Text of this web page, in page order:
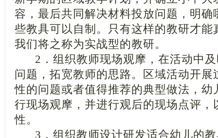
容，最后共同解决材料投放问题，明确
些教具可以自制。只有这样的教研才能
我们将之称为实战型的教研。
2．组织教师现场观摩，在活动中及
问题，拓宽教师的思路。区域活动开展
性的问题或者值得推荐的典型做法，幼
行现场观摩，并进行观后的现场点评，
性。
3．组织教师设计研发适合幼儿的教